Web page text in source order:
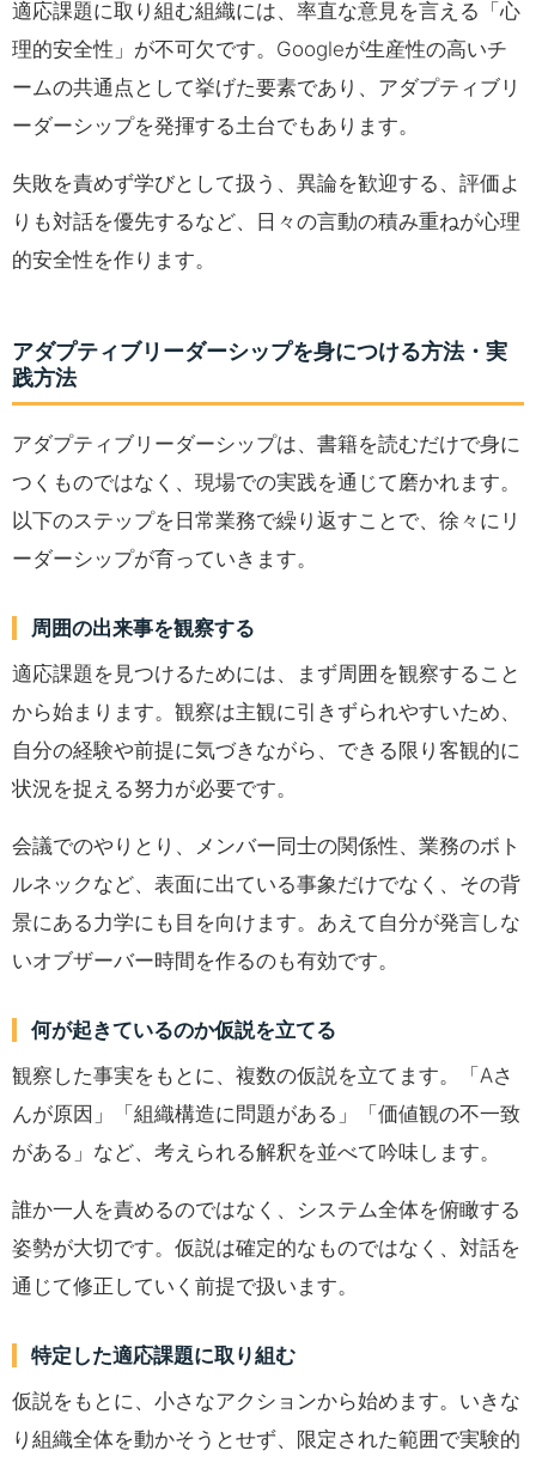
適応課題に取り組む組織には、率直な意見を言える「心
理的安全性」が不可欠です。Googleが生産性の高いチ
ームの共通点として挙げた要素であり、アダプティブリ
ーダーシップを発揮する土台でもあります。
失敗を責めず学びとして扱う、異論を歓迎する、評価よ
りも対話を優先するなど、日々の言動の積み重ねが心理
的安全性を作ります。
アダプティブリーダーシップを身につける方法・実
践方法
アダプティブリーダーシップは、書籍を読むだけで身に
つくものではなく、現場での実践を通じて磨かれます。
以下のステップを日常業務で繰り返すことで、徐々にリ
ーダーシップが育っていきます。
周囲の出来事を観察する
適応課題を見つけるためには、まず周囲を観察すること
から始まります。観察は主観に引きずられやすいため、
自分の経験や前提に気づきながら、できる限り客観的に
状況を捉える努力が必要です。
会議でのやりとり、メンバー同士の関係性、業務のボト
ルネックなど、表面に出ている事象だけでなく、その背
景にある力学にも目を向けます。あえて自分が発言しな
いオブザーバー時間を作るのも有効です。
何が起きているのか仮説を立てる
観察した事実をもとに、複数の仮説を立てます。「Aさ
んが原因」「組織構造に問題がある」「価値観の不一致
がある」など、考えられる解釈を並べて吟味します。
誰か一人を責めるのではなく、システム全体を俯瞰する
姿勢が大切です。仮説は確定的なものではなく、対話を
通じて修正していく前提で扱います。
特定した適応課題に取り組む
仮説をもとに、小さなアクションから始めます。いきな
り組織全体を動かそうとせず、限定された範囲で実験的